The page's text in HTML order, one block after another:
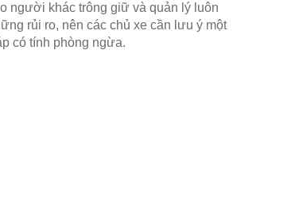
người khác trông giữ và quản lý luôn
rủi ro, nên các chủ xe cần lưu ý một
có tính phòng ngừa.